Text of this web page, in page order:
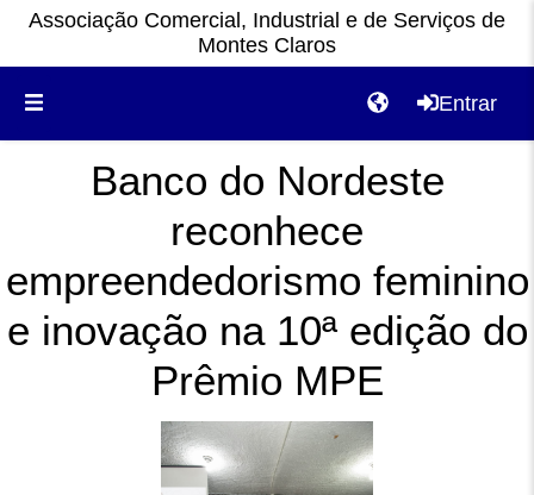
Associação Comercial, Industrial e de Serviços de
Montes Claros
Entrar
Banco do Nordeste
reconhece
empreendedorismo feminino
e inovação na 10ª edição do
Prêmio MPE